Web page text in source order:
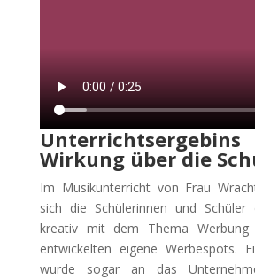
Wirkung über die
Im Musikunterricht von Frau
sich die Schülerinnen und Schüler
kreativ mit dem Thema Werbung
entwickelten eigene Werbespots.
wurde sogar an das